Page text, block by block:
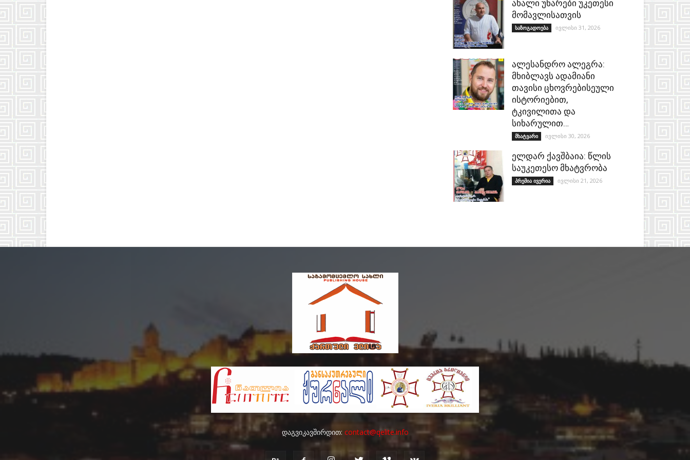
ახალი უნარები უკეთესი
მომავლისათვის
საზოგადოება ივლისი 31, 2026
ალესანდრო ალეგრა:
მხიბლავს ადამიანი
თავისი ცხოვრებისეული
ისტორიებით,
ტკივილითა და
სიხარულით…
მხატვარი ივლისი 30, 2026
ელდარ ქავშბაია: წლის
საუკეთესო მხატვრობა
პრემია ივერია ივლისი 21, 2026
დაგვიკავშირდით: contact@qelite.info